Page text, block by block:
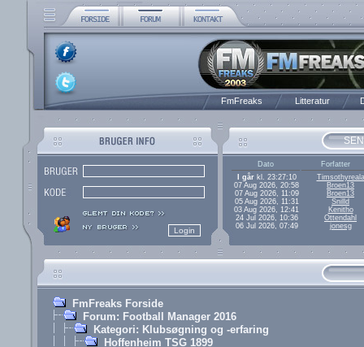
FmFreaks Litteratur
Dato
Forfatter
I gårkl. 23:27:10
Timsothyreala
07 Aug 2026, 20:58
Broen13
07 Aug 2026, 11:09
Broen13
05 Aug 2026, 11:31
Snilld
03 Aug 2026, 12:41
Kenitho
24 Jul 2026, 10:36
Ottendahl
06 Jul 2026, 07:49
jonesg
FmFreaks Forside
Forum: Football Manager 2016
Kategori: Klubsøgning og -erfaring
Hoffenheim TSG 1899